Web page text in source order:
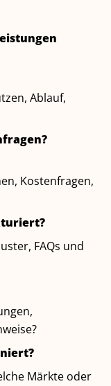
Ablauf,
Kostenfragen,
FAQs und
Märkte oder